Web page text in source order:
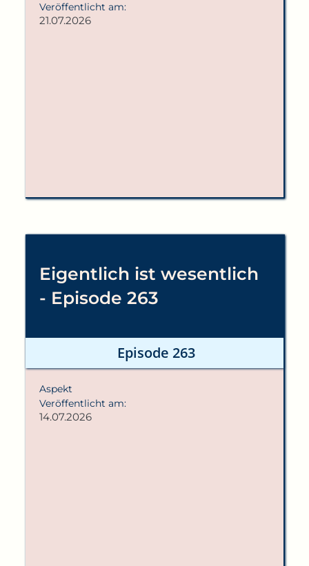
Veröffentlicht am:
21.07.2026
Eigentlich ist wesentlich
- Episode 263
Episode 263
Aspekt
Veröffentlicht am:
14.07.2026